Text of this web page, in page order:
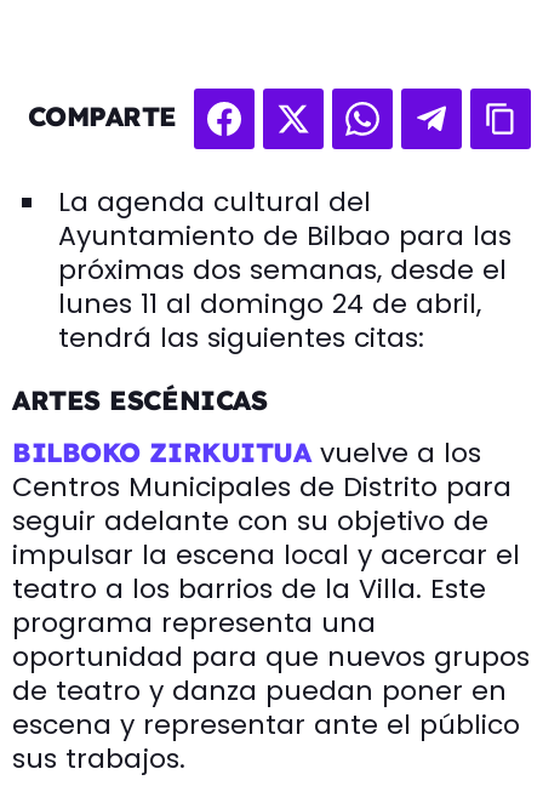
COMPARTE
La agenda cultural del
Ayuntamiento de Bilbao para las
próximas dos semanas, desde el
lunes 11 al domingo 24 de abril,
tendrá las siguientes citas:
ARTES ESCÉNICAS
BILBOKO ZIRKUITUA vuelve a los
Centros Municipales de Distrito para
seguir adelante con su objetivo de
impulsar la escena local y acercar el
teatro a los barrios de la Villa. Este
programa representa una
oportunidad para que nuevos grupos
de teatro y danza puedan poner en
escena y representar ante el público
sus trabajos.